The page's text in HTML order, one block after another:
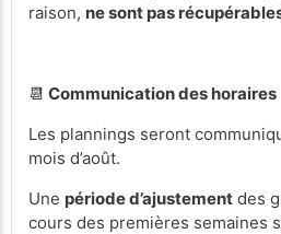
raison, ne sont pas
📆 Communication des horaires
Les plannings seront
mois d’août.
Une période d’ajustement des
cours des premières semaines